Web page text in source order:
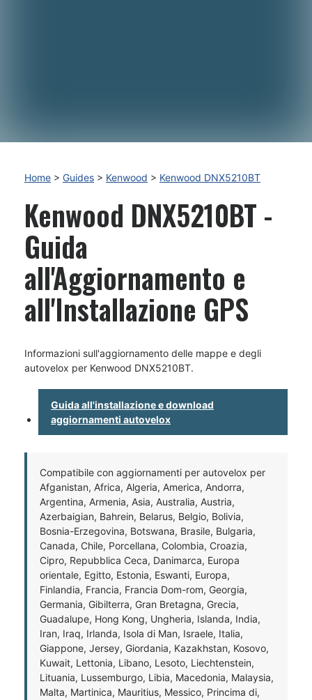
Home > Guides > Kenwood > Kenwood DNX5210BT
Kenwood DNX5210BT -
Guida
all'Aggiornamento e
all'Installazione GPS
Informazioni sull'aggiornamento delle mappe e degli
autovelox per Kenwood DNX5210BT.
Guida all'installazione e download
aggiornamenti autovelox
Compatibile con aggiornamenti per autovelox per
Afganistan, Africa, Algeria, America, Andorra,
Argentina, Armenia, Asia, Australia, Austria,
Azerbaigian, Bahrein, Belarus, Belgio, Bolivia,
Bosnia-Erzegovina, Botswana, Brasile, Bulgaria,
Canada, Chile, Porcellana, Colombia, Croazia,
Cipro, Repubblica Ceca, Danimarca, Europa
orientale, Egitto, Estonia, Eswanti, Europa,
Finlandia, Francia, Francia Dom-rom, Georgia,
Germania, Gibilterra, Gran Bretagna, Grecia,
Guadalupe, Hong Kong, Ungheria, Islanda, India,
Iran, Iraq, Irlanda, Isola di Man, Israele, Italia,
Giappone, Jersey, Giordania, Kazakhstan, Kosovo,
Kuwait, Lettonia, Libano, Lesoto, Liechtenstein,
Lituania, Lussemburgo, Libia, Macedonia, Malaysia,
Malta, Martinica, Mauritius, Messico, Princima di,